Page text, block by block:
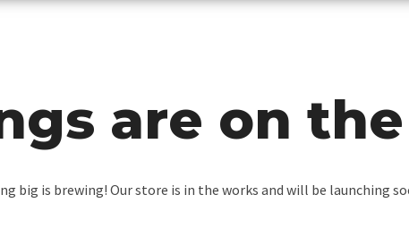
are on
big is brewing! Our store is in the works and will be launching